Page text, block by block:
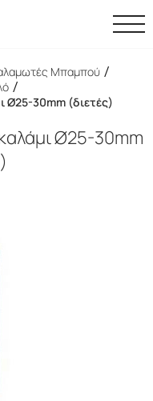
Μπαμπού /
/
Ø25-30mm (διετές)
Ø25-30mm